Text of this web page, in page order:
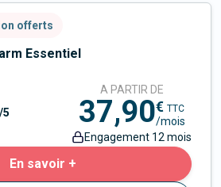
Essentiel
offerts
/5
En savoir +
A PARTIR DE
37,90€ TTC
/mois
Engagement 12 mois